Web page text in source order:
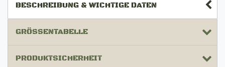
BESCHREIBUNG & WICHTIGE DATEN
GRÖSSENTABELLE
PRODUKTSICHERHEIT